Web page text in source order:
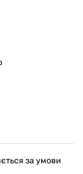
за умови